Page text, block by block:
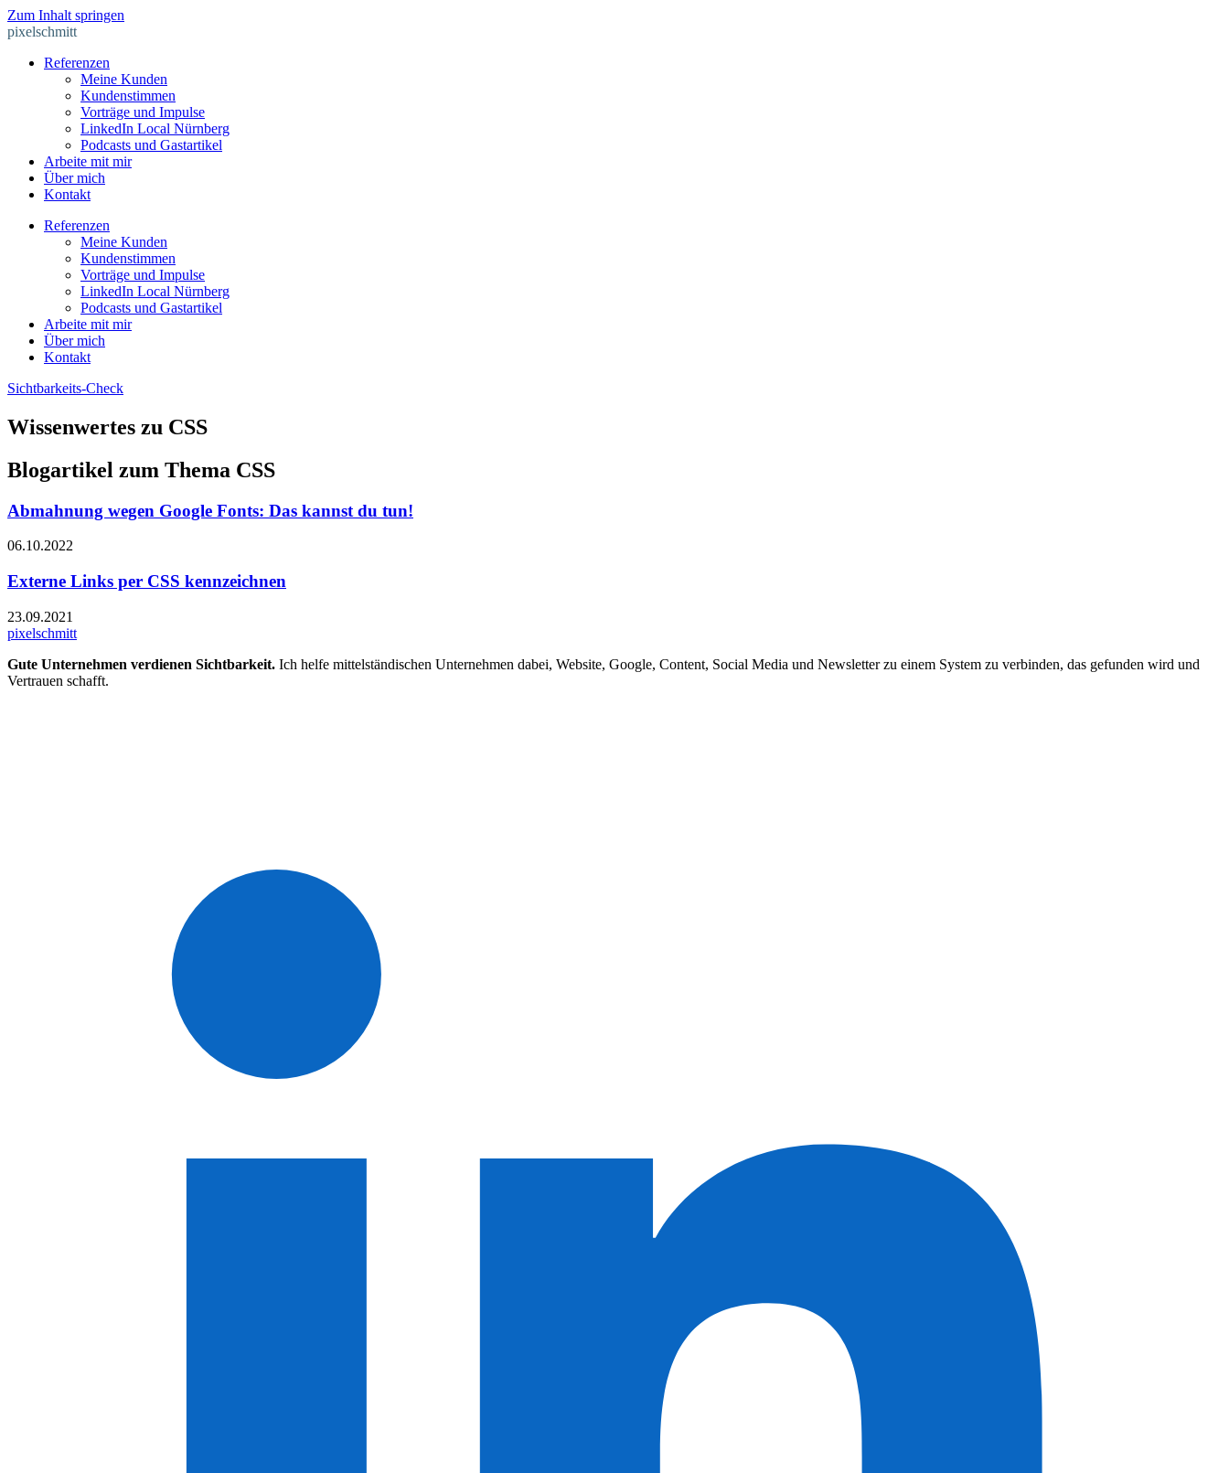
Zum Inhalt springen
pixelschmitt
Referenzen
Meine Kunden
Kundenstimmen
Vorträge und Impulse
LinkedIn Local Nürnberg
Podcasts und Gastartikel
Arbeite mit mir
Über mich
Kontakt
Referenzen
Meine Kunden
Kundenstimmen
Vorträge und Impulse
LinkedIn Local Nürnberg
Podcasts und Gastartikel
Arbeite mit mir
Über mich
Kontakt
Sichtbarkeits-Check
Wissenwertes zu CSS
Blogartikel zum Thema CSS
Abmahnung wegen Google Fonts: Das kannst du tun!
06.10.2022
Externe Links per CSS kennzeichnen
23.09.2021
pixelschmitt
Gute Unternehmen verdienen Sichtbarkeit. Ich helfe mittelständischen Unternehmen dabei, Website, Google, Content, Social Media und Newsletter zu einem System zu verbinden, das gefunden wird und
Vertrauen schafft.